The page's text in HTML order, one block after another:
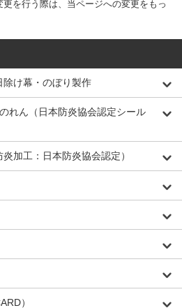
を行う際は、当ページへの変更をもっ
除け幕・のぼり製作
れん（日本防炎協会認定シール
加工：日本防炎協会認定）
）